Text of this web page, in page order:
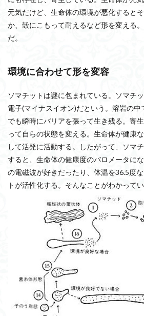
元気だけど、生命体の環境が悪化すると
か、殻にこもって耐えるなど形を変える
だ。
環境に合わせて形を変容
ソマチットは謎に包まれている。ソマチ
電子(マイナスイオン)だという。溶岩の
でも瞬時にバリアを張って生き残る。寄
って自らの状態を変える。生命体が健康
して活発に活動する。したがって、ソマ
すると、生命体の健康度のバロメータに
の電磁波が好きだったり、体温を36.5度
トが活性化する。そんなことがわかってい